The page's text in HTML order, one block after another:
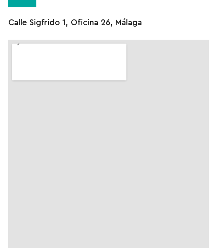
Calle Sigfrido 1, Oficina 26, Málaga